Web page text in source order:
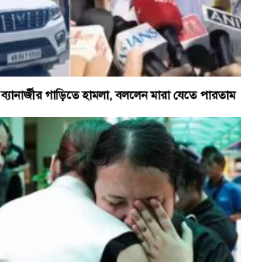
গাড়িতে হামলা, বললেন মারা যেতে পারতাম